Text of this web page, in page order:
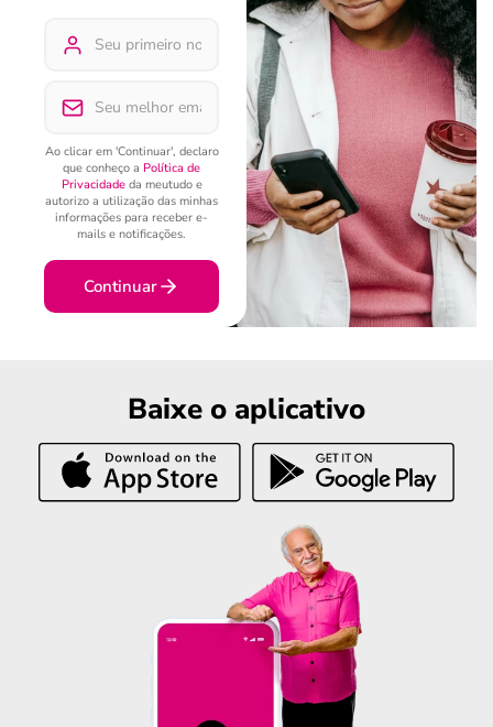
Ao clicar em 'Continuar', declaro
que conheço a Política de
Privacidadeda meutudo e
autorizo a utilização das minhas
informações para receber e-
mails e notificações.
Continuar
Baixe o aplicativo